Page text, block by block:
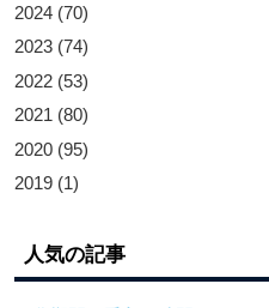
2024 (70)
2023 (74)
2022 (53)
2021 (80)
2020 (95)
2019 (1)
人気の記事